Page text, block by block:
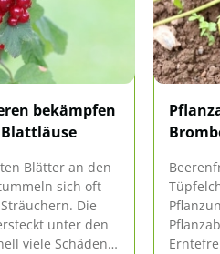
bekämpfen
Blätter an den
sich oft
Die
unter den
viele Schäden